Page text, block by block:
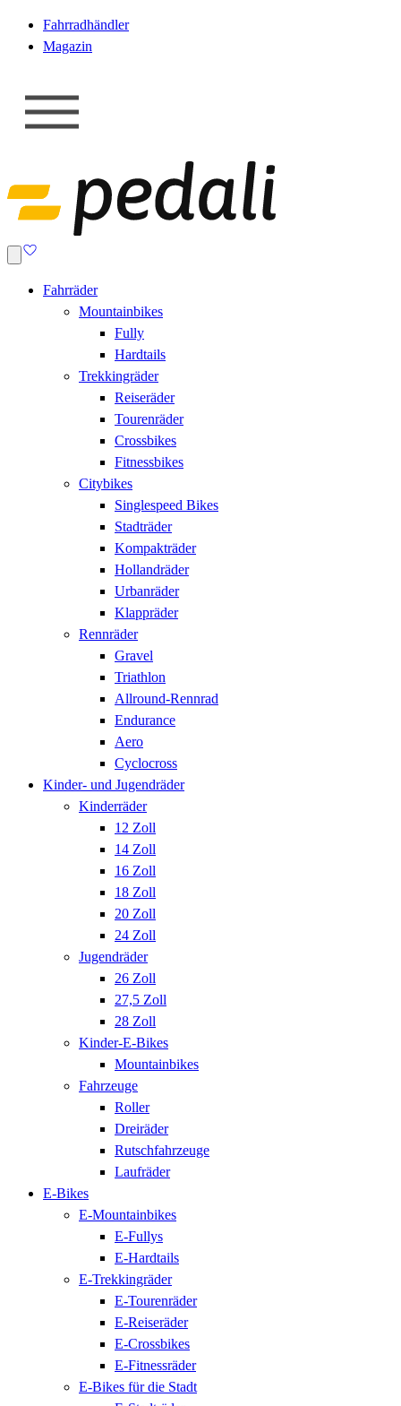
Fahrradhändler
Magazin
Fahrräder
Mountainbikes
Fully
Hardtails
Trekkingräder
Reiseräder
Tourenräder
Crossbikes
Fitnessbikes
Citybikes
Singlespeed Bikes
Stadträder
Kompakträder
Hollandräder
Urbanräder
Klappräder
Rennräder
Gravel
Triathlon
Allround-Rennrad
Endurance
Aero
Cyclocross
Kinder- und Jugendräder
Kinderräder
12 Zoll
14 Zoll
16 Zoll
18 Zoll
20 Zoll
24 Zoll
Jugendräder
26 Zoll
27,5 Zoll
28 Zoll
Kinder-E-Bikes
Mountainbikes
Fahrzeuge
Roller
Dreiräder
Rutschfahrzeuge
Laufräder
E-Bikes
E-Mountainbikes
E-Fullys
E-Hardtails
E-Trekkingräder
E-Tourenräder
E-Reiseräder
E-Crossbikes
E-Fitnessräder
E-Bikes für die Stadt